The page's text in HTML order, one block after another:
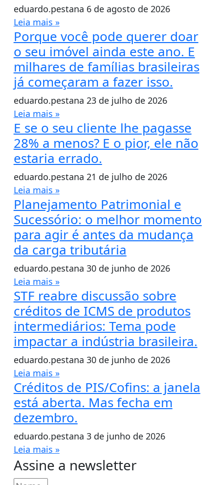
eduardo.pestana 6 de agosto de 2026
Leia mais »
Porque você pode querer doar
o seu imóvel ainda este ano. E
milhares de famílias brasileiras
já começaram a fazer isso.
eduardo.pestana 23 de julho de 2026
Leia mais »
E se o seu cliente lhe pagasse
28% a menos? E o pior, ele não
estaria errado.
eduardo.pestana 21 de julho de 2026
Leia mais »
Planejamento Patrimonial e
Sucessório: o melhor momento
para agir é antes da mudança
da carga tributária
eduardo.pestana 30 de junho de 2026
Leia mais »
STF reabre discussão sobre
créditos de ICMS de produtos
intermediários: Tema pode
impactar a indústria brasileira.
eduardo.pestana 30 de junho de 2026
Leia mais »
Créditos de PIS/Cofins: a janela
está aberta. Mas fecha em
dezembro.
eduardo.pestana 3 de junho de 2026
Leia mais »
Assine a newsletter